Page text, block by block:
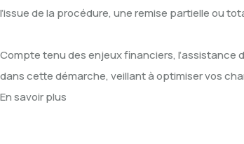
l’issue de la procédure, une remise partielle ou
Compte tenu des enjeux financiers,
dans cette démarche, veillant à optimiser vos
En savoir plus